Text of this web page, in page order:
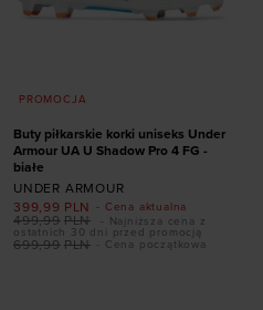
PROMOCJA
Dodaj produkt w
rozmiarze
Buty piłkarskie korki uniseks Under
Armour UA U Shadow Pro 4 FG -
białe
UNDER ARMOUR
- Cena aktualna
399,99 PLN
- Cena początkowa
699,99 PLN
499,99 PLN
- Najniższa cena z
ostatnich 30 dni przed promocją